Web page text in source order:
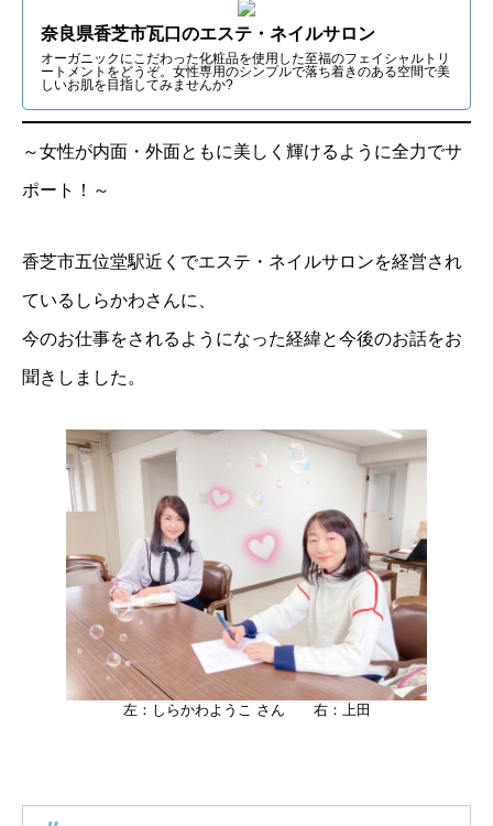
奈良県香芝市瓦口のエステ・ネイルサロン
オーガニックにこだわった化粧品を使用した至福のフェイシャルトリ
ートメントをどうぞ。女性専用のシンプルで落ち着きのある空間で美
しいお肌を目指してみませんか?
～女性が内面・外面ともに美しく輝けるように全力でサ
ポート！～
香芝市五位堂駅近くでエステ・ネイルサロンを経営され
ているしらかわさんに、
今のお仕事をされるようになった経緯と今後のお話をお
聞きしました。
左：しらかわようこ さん 右：上田